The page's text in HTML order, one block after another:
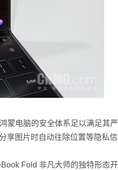
电脑的安全体系足以满足其
享图片时自动往除位置等隐私
Fold 非凡大师的独特形态